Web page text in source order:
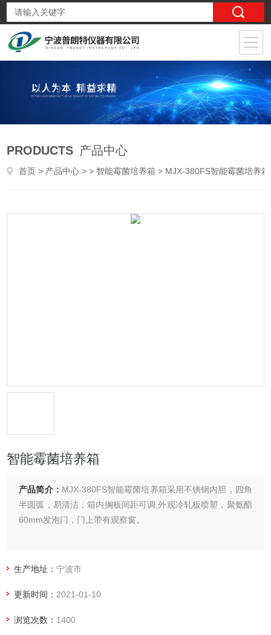
PRODUCTS 产品中心
首页 > 产品中心 > > 智能霉菌培养箱 > MJX-380FS智能霉菌培养箱
智能霉菌培养箱
产品简介： MJX-380FS智能霉菌培养箱采用不锈钢内胆，四角
半圆弧，易清洁，箱内搁板间距可调,外观冷轧板喷塑，聚氨酯
60mm发泡门，门上带有观察窗。
生产地址：宁波市
更新时间： 2021-01-10
浏览次数： 1400